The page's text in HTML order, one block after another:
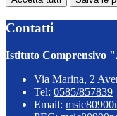
Contatti
Istituto Comprensivo
Via Marina, 2
Tel: 0585/857839
Email: